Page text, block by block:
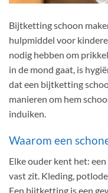
Bijtketting schoon
hulpmiddel voor
nodig hebben om
in de mond gaat, is
dat een bijtketting
manieren om hem
induiken.
Waarom een
Elke ouder kent het:
vast zit. Kleding,
Een bijtketting is een